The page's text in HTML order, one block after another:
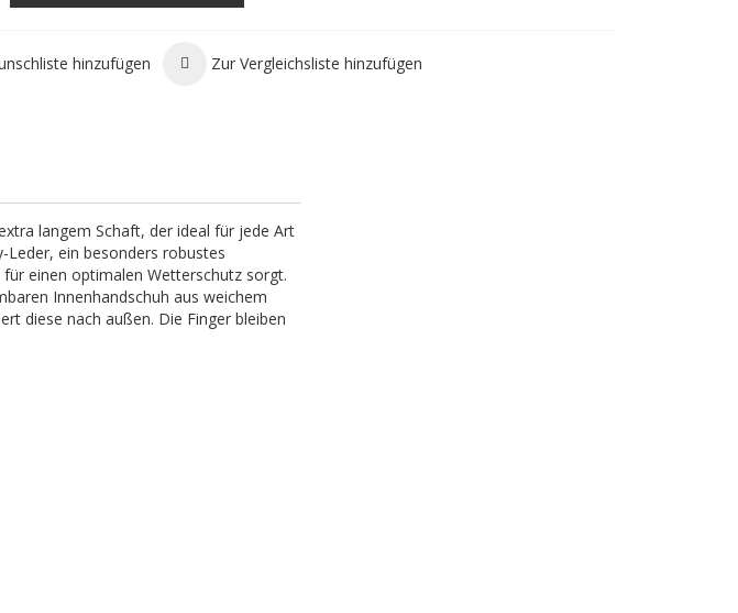
hinzufügen Zur Vergleichsliste hinzufügen
langem Schaft, der ideal für jede Art
ein besonders robustes
einen optimalen Wetterschutz sorgt.
Innenhandschuh aus weichem
diese nach außen. Die Finger bleiben